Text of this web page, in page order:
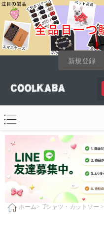
新規登録
ホーム> Tシャツ・カットソー >